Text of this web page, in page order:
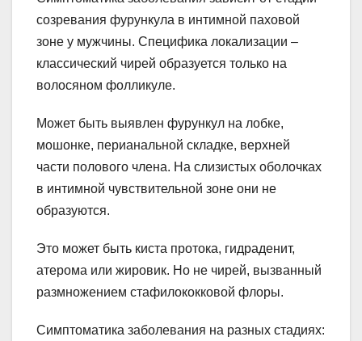
созревания фурункула в интимной паховой
зоне у мужчины. Специфика локализации –
классический чирей образуется только на
волосяном фолликуле.
Может быть выявлен фурункул на лобке,
мошонке, перианальной складке, верхней
части полового члена. На слизистых оболочках
в интимной чувствительной зоне они не
образуются.
Это может быть киста протока, гидраденит,
атерома или жировик. Но не чирей, вызванный
размножением стафилококковой флоры.
Симптоматика заболевания на разных стадиях: